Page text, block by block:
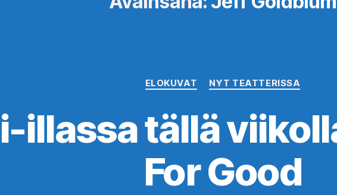
Kategoriat
ELOKUVAT NYT TEATTERISSA
illassa tällä
For Good